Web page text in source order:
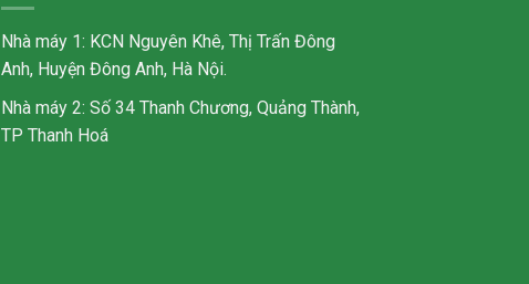
Nhà máy 1: KCN Nguyên Khê, Thị Trấn Đông
Anh, Huyện Đông Anh, Hà Nội.
Nhà máy 2: Số 34 Thanh Chương, Quảng Thành,
TP Thanh Hoá